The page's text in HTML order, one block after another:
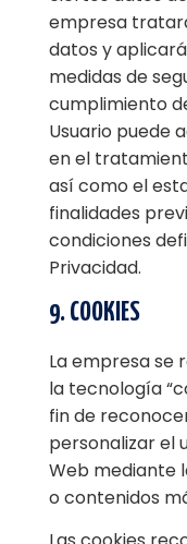
empresa
datos y
medidas de
cumplimiento
Usuario puede
en el
así como el
finalidades
condiciones
Privacidad.
9. COOKIES
La empresa se
la tecnología
fin de
personalizar el
Web mediante
o contenidos